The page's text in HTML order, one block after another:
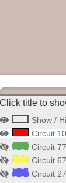
Click title to
Show /
Circuit
Circuit
Circuit
Circuit